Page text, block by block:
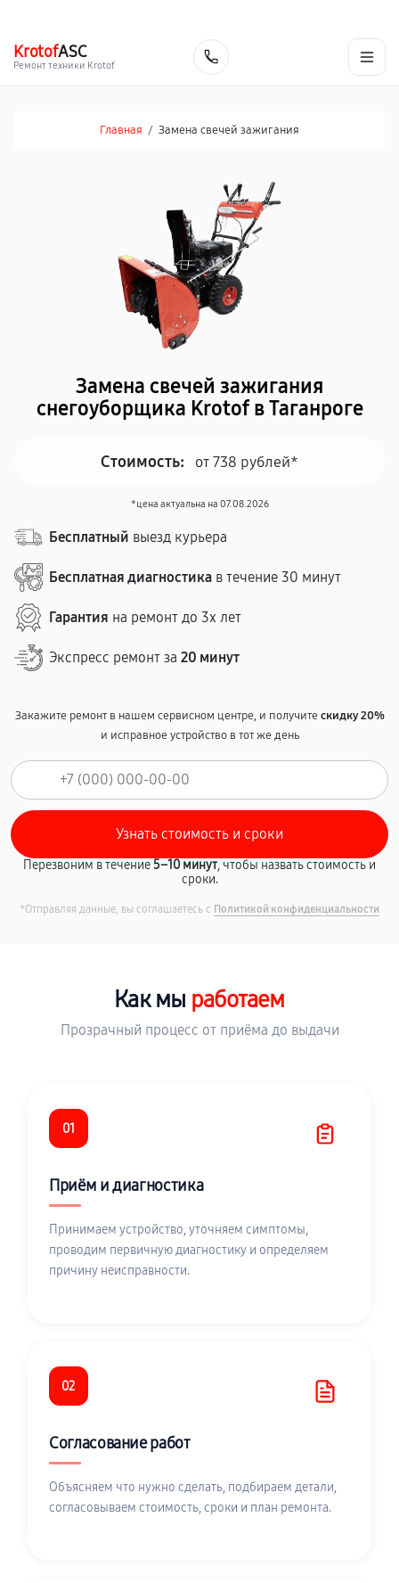
KrotofASC
Ремонт техники Krotof
Главная / Замена свечей зажигания
Замена свечей зажигания
снегоуборщика Krotof в Таганроге
Стоимость: от 738 рублей*
*цена актуальна на 07.08.2026
Бесплатный выезд курьера
Бесплатная диагностика в течение 30 минут
Гарантия на ремонт до 3х лет
Экспресс ремонт за 20 минут
Закажите ремонт в нашем сервисном центре, и получитескидку 20%
и исправное устройство в тот же день
Перезвоним в течение5–10 минут, чтобы назвать стоимость и
сроки.
*Отправляя данные, вы соглашаетесь с Политикой конфиденциальности
Как мы работаем
Прозрачный процесс от приёма до выдачи
01
Приём и диагностика
Принимаем устройство, уточняем симптомы,
проводим первичную диагностику и определяем
причину неисправности.
02
Согласование работ
Объясняем что нужно сделать, подбираем детали,
согласовываем стоимость, сроки и план ремонта.